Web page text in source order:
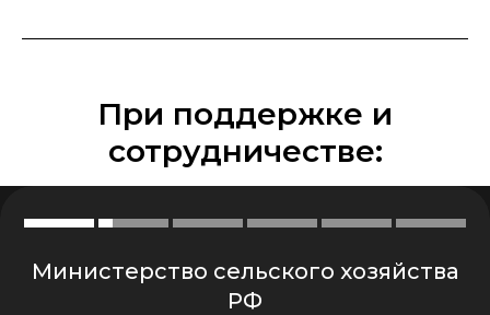
При поддержке и
сотрудничестве:
Министерство сельского хозяйства
РФ